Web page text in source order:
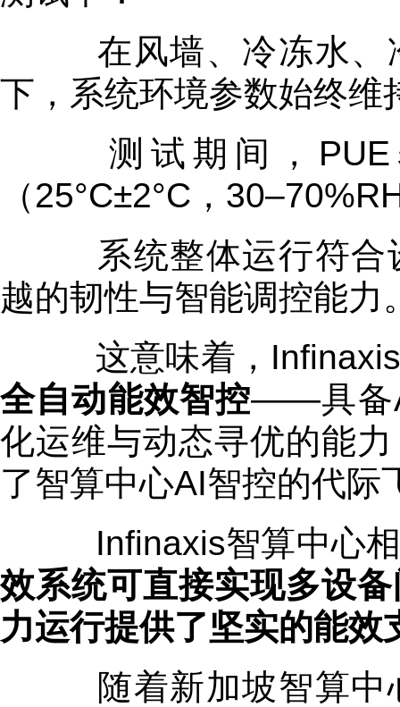
在风墙、冷冻水、
下，系统环境参数始终维
测试期间，PUE
（25°C±2°C，
系统整体运行符合
越的韧性与智能调控能力
这意味着，Infinaxis
全自动能效智控——具备
化运维与动态寻优的能
了智算中心AI智控的代际
Infinaxis智算中心相
效系统可直接实现多设
力运行提供了坚实的能效
随着新加坡智算中